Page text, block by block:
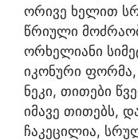
ორივე ხელით
წრიული
ორხელიანი
იკონური
ნეკი, თითები
იმავე თითებს,
ჩაკეცილია,